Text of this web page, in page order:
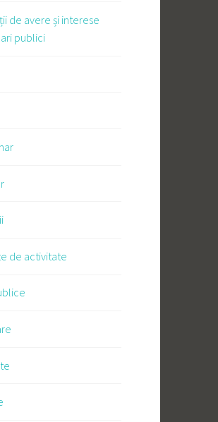
de avere și interese
publici
de activitate